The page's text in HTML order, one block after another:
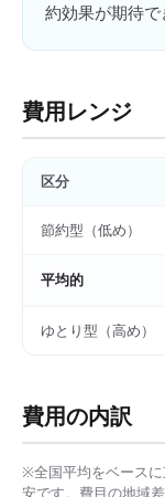
約効果が期待で
費用レンジ
区分
節約型（低め）
平均的
ゆとり型（高め）
費用の内訳
※全国平均をベースに
安です。費目の地域